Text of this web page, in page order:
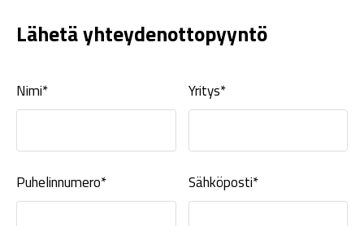
Lähetä yhteydenottopyyntö
Nimi* Yritys*
Puhelinnumero* Sähköposti*